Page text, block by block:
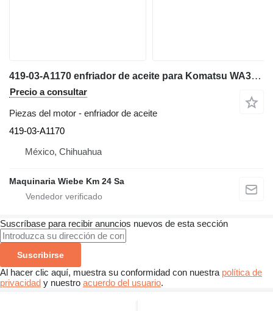
419-03-A1170 enfriador de aceite para Komatsu WA320-3MC cargadora de ruedas
Precio a consultar
Piezas del motor - enfriador de aceite
419-03-A1170
México, Chihuahua
Maquinaria Wiebe Km 24 Sa
Suscríbase para recibir anuncios nuevos de esta sección
Suscribirse
Al hacer clic aquí, muestra su conformidad con nuestra política de
privacidad y nuestro acuerdo del usuario.